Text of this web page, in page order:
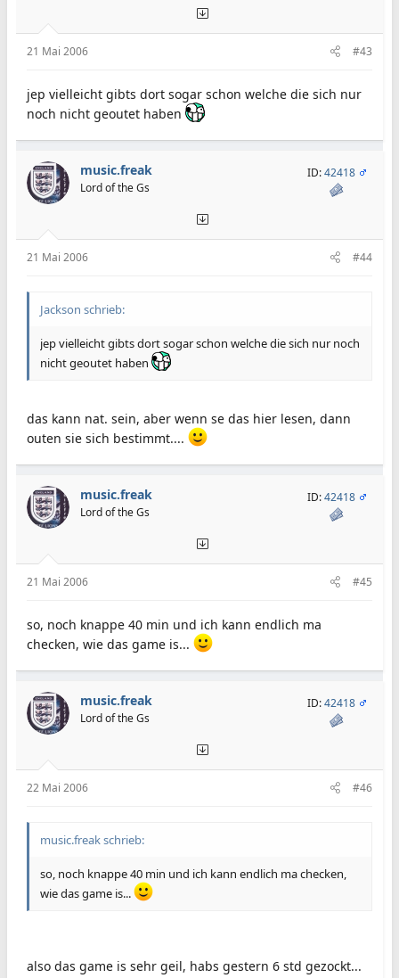
21 Mai 2006 #43
jep vielleicht gibts dort sogar schon welche die sich nur
noch nicht geoutet haben
music.freak
Lord of the Gs
ID:42418
21 Mai 2006 #44
Jackson schrieb:
jep vielleicht gibts dort sogar schon welche die sich nur noch
nicht geoutet haben
das kann nat. sein, aber wenn se das hier lesen, dann
outen sie sich bestimmt....
music.freak
Lord of the Gs
ID:42418
21 Mai 2006 #45
so, noch knappe 40 min und ich kann endlich ma
checken, wie das game is...
music.freak
Lord of the Gs
ID:42418
22 Mai 2006 #46
music.freak schrieb:
so, noch knappe 40 min und ich kann endlich ma checken,
wie das game is...
also das game is sehr geil, habs gestern 6 std gezockt...